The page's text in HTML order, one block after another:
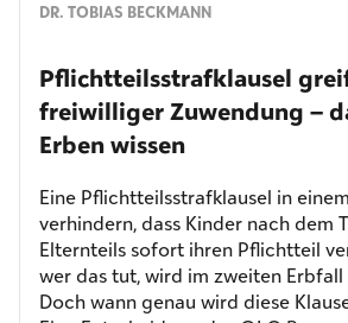
DR. TOBIAS BECKMANN
Pflichtteilsstrafklausel
freiwilliger Zuwendung –
Erben wissen
Eine Pflichtteilsstrafklausel in
verhindern, dass Kinder nach dem
Elternteils sofort ihren Pflichtteil
wer das tut, wird im zweiten
Doch wann genau wird diese